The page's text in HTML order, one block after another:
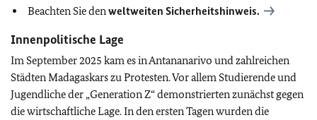
Beachten Sie denweltweiten Sicherheitshinweis.
Innenpolitische Lage
Im September 2025 kam es in Antananarivo und zahlreichen
Städten Madagaskars zu Protesten. Vor allem Studierende und
Jugendliche der „Generation Z“ demonstrierten zunächst gegen
die wirtschaftliche Lage. In den ersten Tagen wurden die